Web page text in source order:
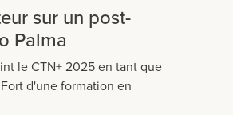
sur un post-
Palma
le CTN+ 2025 en tant que
d'une formation en